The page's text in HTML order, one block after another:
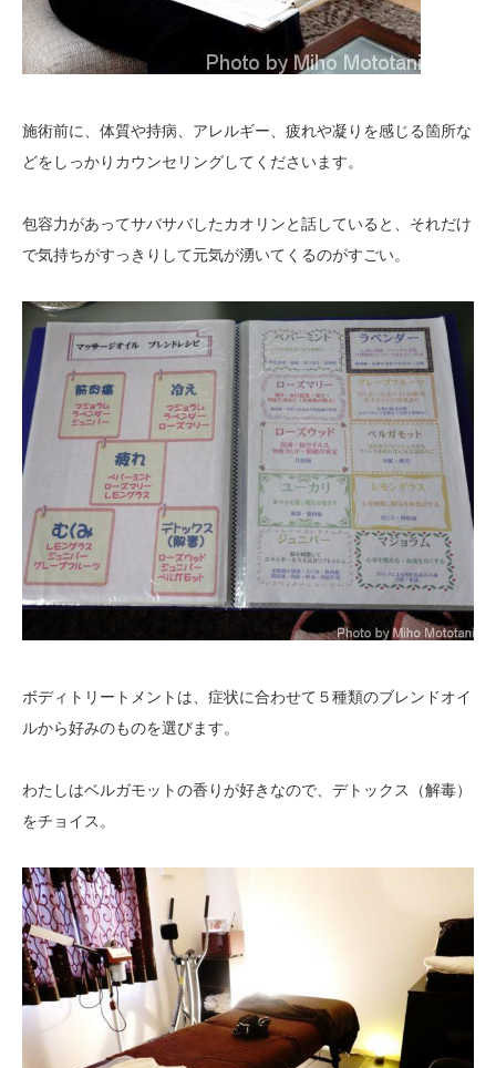
施術前に、体質や持病、アレルギー、疲れや凝りを感じる箇所な
どをしっかりカウンセリングしてくださいます。
包容力があってサバサバしたカオリンと話していると、それだけ
で気持ちがすっきりして元気が湧いてくるのがすごい。
ボディトリートメントは、症状に合わせて５種類のブレンドオイ
ルから好みのものを選びます。
わたしはベルガモットの香りが好きなので、デトックス（解毒）
をチョイス。